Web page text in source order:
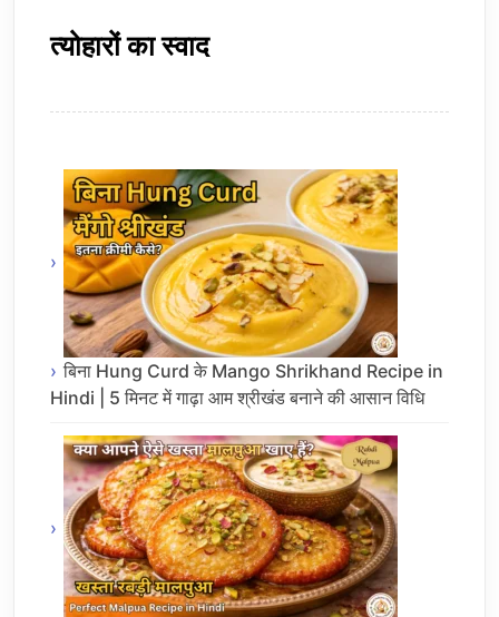
त्योहारों का स्वाद
बिना Hung Curd के Mango Shrikhand Recipe in
Hindi | 5 मिनट में गाढ़ा आम श्रीखंड बनाने की आसान विधि